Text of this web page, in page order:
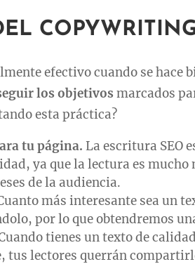
efectivo cuando se hace
los objetivos marcados
esta práctica?
tu página. La escritura SEO
ya que la lectura es mucho
de la audiencia.
más interesante sea un
por lo que obtendremos
tienes un texto de
tus lectores querrán